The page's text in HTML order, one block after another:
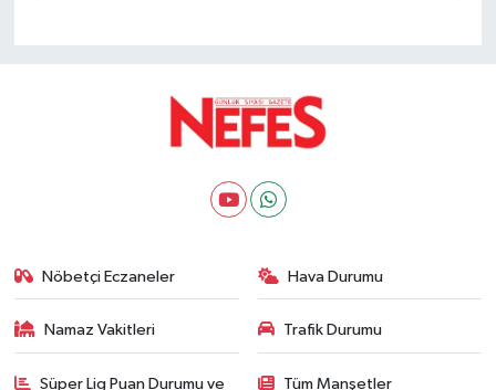
Nöbetçi Eczaneler Hava Durumu
Namaz Vakitleri Trafik Durumu
Süper Lig Puan Durumu ve Tüm Manşetler